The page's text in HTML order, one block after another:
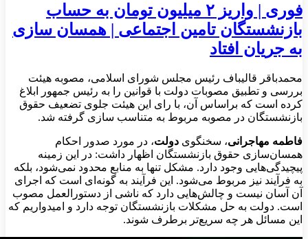
فوری | واریز ۲ میلیون تومان به حساب
بازنشستگان تامین اجتماعی | همسان سازی
به جریان افتاد
محمدباقر قالیباف رئیس مجلس شورای اسلامی، مصوبه هیئت
بررسی و تطبیق مصوبات دولت با قوانین را به رئیس جمهور ابلاغ
کرده است که براساس آن، با رای این هیئت جلوی تضعیف حقوق
بازنشستگان در مصوبه مربوط به متناسب سازی گرفته شد.
فاطمه مهاجرانی، سخنگوی دولت، در مورد صدور احکام
همسان‌سازی حقوق بازنشستگان اظهار داشت: در این زمینه
پیچیدگی‌هایی وجود دارد. مشکل تنها به منابع محدود نمی‌شود، بلکه
به فرآیند نیز مربوط می‌شود. این فرآیند به گونه‌ای است که اجرای
آن آسان نیست و چالش‌هایی دارد که ناشی از دستورالعمل مصوب
است. دولت به حل مشکلات بازنشستگان توجه دارد و امیدواریم که
این مسائل هر چه سریع‌تر برطرف شوند.